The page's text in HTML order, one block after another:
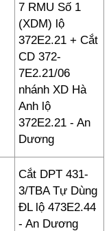
7 RMU Số 1
(XDM) lộ
372E2.21 + Cắt
CD 372-
7E2.21/06
nhánh XD Hà
Anh lộ
372E2.21 - An
Dương
Cắt DPT 431-
3/TBA Tự Dùng
ĐL lộ 473E2.44
- An Dương